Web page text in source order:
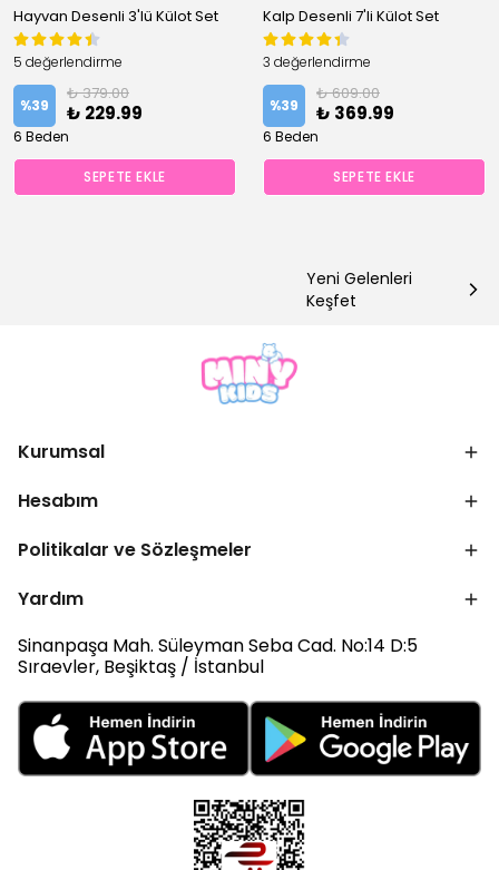
Hayvan Desenli 3'lü Külot Set
5 değerlendirme
%39
₺ 379.00
₺ 229.99
6 Beden
SEPETE EKLE
Kalp Desenli 7'li Külot Set
3 değerlendirme
%39
₺ 609.00
₺ 369.99
6 Beden
SEPETE EKLE
Yeni Gelenleri
Keşfet
Kurumsal
Hesabım
Politikalar ve Sözleşmeler
Yardım
Sinanpaşa Mah. Süleyman Seba Cad. No:14 D:5
Sıraevler, Beşiktaş / İstanbul